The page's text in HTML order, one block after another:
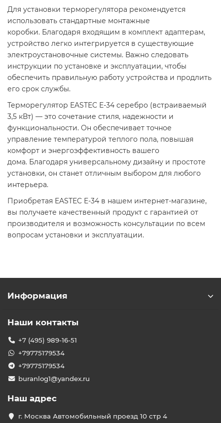
Для установки терморегулятора рекомендуется
использовать стандартные монтажные
коробки. Благодаря входящим в комплект адаптерам,
устройство легко интегрируется в существующие
электроустановочные системы. Важно следовать
инструкции по установке и эксплуатации, чтобы
обеспечить правильную работу устройства и продлить
его срок службы.​
Терморегулятор EASTEC E-34 серебро (встраиваемый
3,5 кВт) — это сочетание стиля, надежности и
функциональности. Он обеспечивает точное
управление температурой теплого пола, повышая
комфорт и энергоэффективность вашего
дома. Благодаря универсальному дизайну и простоте
установки, он станет отличным выбором для любого
интерьера.​
Приобретая EASTEC E-34 в нашем интернет-магазине,
вы получаете качественный продукт с гарантией от
производителя и возможность консультации по всем
вопросам установки и эксплуатации.​
Информация
Наши контакты
+7 (495) 989-16-51
+79775179534
+79775179534
buranlog1@yandex.ru
Наш адрес
г. Москва Автомобильный проезд 10 стр 4